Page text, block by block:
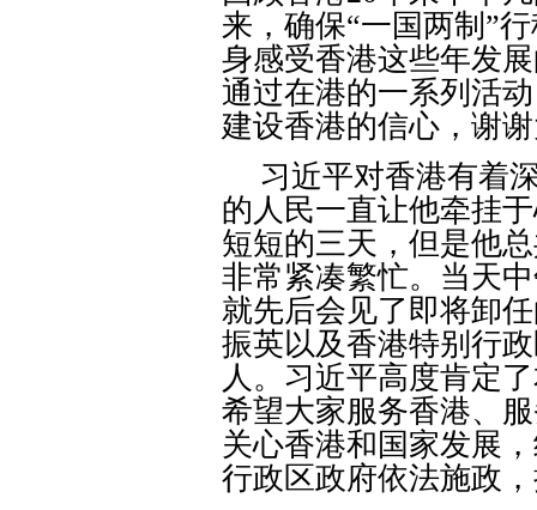
来，确保“一国两制”
身感受香港这些年发
通过在港的一系列活
建设香港的信心，谢
习近平对香港有着
的人民一直让他牵挂
短短的三天，但是他
非常紧凑繁忙。当天
就先后会见了即将卸
振英以及香港特别行
人。习近平高度肯定
希望大家服务香港、
关心香港和国家发展
行政区政府依法施政